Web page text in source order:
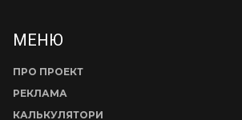
МЕНЮ
ПРО ПРОЕКТ
РЕКЛАМА
КАЛЬКУЛЯТОРИ